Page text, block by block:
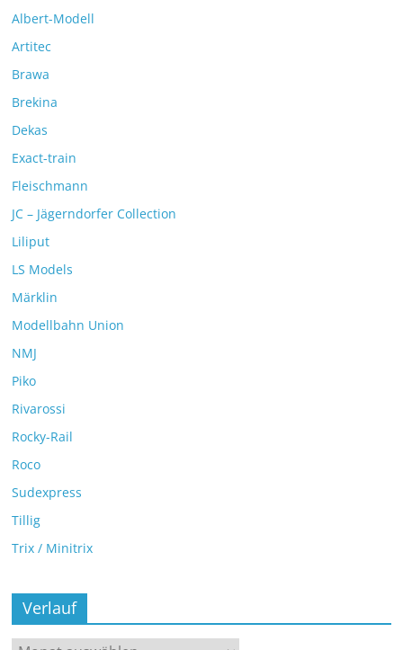
Albert-Modell
Artitec
Brawa
Brekina
Dekas
Exact-train
Fleischmann
JC – Jägerndorfer Collection
Liliput
LS Models
Märklin
Modellbahn Union
NMJ
Piko
Rivarossi
Rocky-Rail
Roco
Sudexpress
Tillig
Trix / Minitrix
Verlauf